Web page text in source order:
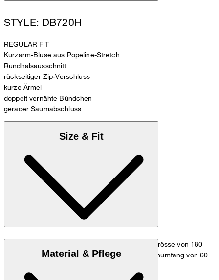
STYLE: DB720H
REGULAR FIT
Kurzarm-Bluse aus Popeline-Stretch
Rundhalsausschnitt
rückseitiger Zip-Verschluss
kurze Ärmel
doppelt vernähte Bündchen
gerader Saumabschluss
Size & Fit
Das Model trägt die Grösse 36 bei einer Körpergrösse von 180
cm, einem Brustumfang von 83 cm, einem Taillenumfang von 60
Material & Pflege